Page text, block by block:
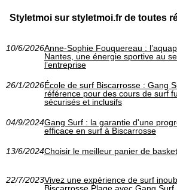
Styletmoi sur styletmoi.fr de toutes
10/6/2026Anne-Sophie Fouquereau :
Nantes, une énergie sportive au
l’entreprise
26/1/2026École de surf Biscarrosse : Gang
référence pour des cours de surf
sécurisés et inclusifs
04/9/2024Gang Surf : la garantie d'une
efficace en surf à Biscarrosse
13/6/2024Choisir le meilleur panier de
22/7/2023Vivez une expérience de surf